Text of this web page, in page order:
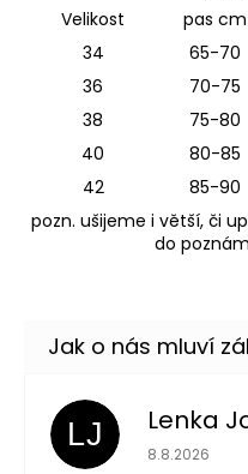
Velikost
pas cm
34
65-70
36
70-75
38
75-80
40
80-85
42
85-90
pozn. ušijeme i větší, či
do
LJ Lenka
Hodnocení
8.8.2026